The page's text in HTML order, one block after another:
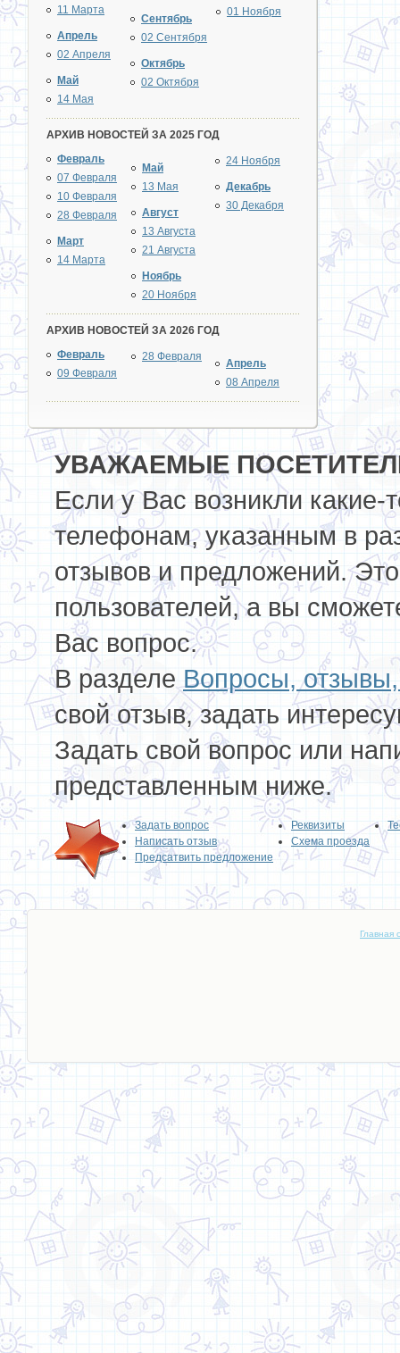
11 Марта
Апрель
02 Апреля
Май
14 Мая
Сентябрь
02 Сентября
Октябрь
02 Октября
01 Ноября
АРХИВ НОВОСТЕЙ ЗА 2025 ГОД
Февраль
07 Февраля
10 Февраля
28 Февраля
Март
14 Марта
Май
13 Мая
Август
13 Августа
21 Августа
Ноябрь
20 Ноября
24 Ноября
Декабрь
30 Декабря
АРХИВ НОВОСТЕЙ ЗА 2026 ГОД
Февраль
09 Февраля
28 Февраля
Апрель
08 Апреля
УВАЖАЕМЫЕ
Если у Вас возникли
телефонам, указанным в
отзывов и предложений.
пользователей, а вы
Вас вопрос.
В разделе Вопросы,
свой отзыв, задать
Задать свой вопрос или
представленным ниже.
Задать вопрос
Написать отзыв
Предсатвить предложение
Реквизиты
Схема проезда
Главная